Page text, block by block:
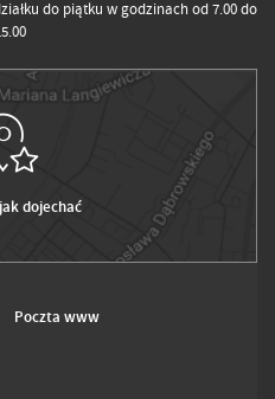
do piątku w godzinach od 7.00 do
dojechać
Poczta www